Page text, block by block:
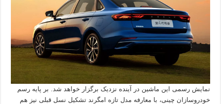
نمایش رسمی این ماشین در آینده نزدیک برگزار خواهد شد. بر پایه رسم
خودروسازان چینی، با معارفه مدل تازه امگرند تشکیل نسل قبلی نیز هم